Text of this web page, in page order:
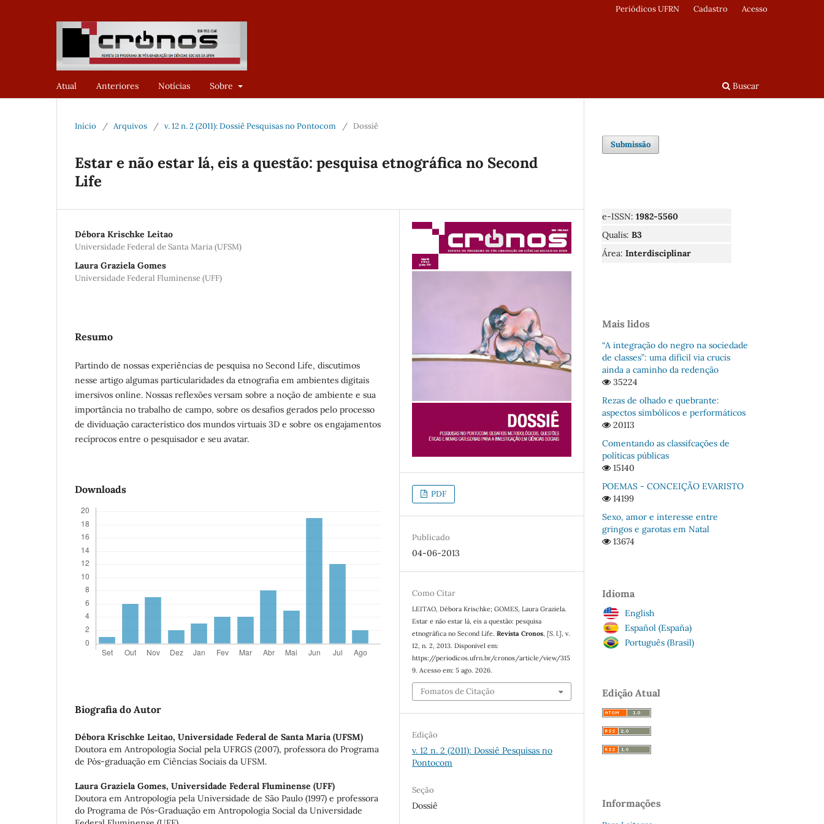
Atual Anteriores Notícias Sobre Buscar
Periódicos UFRN Cadastro Acesso
Início / Arquivos / v. 12 n. 2 (2011): Dossiê Pesquisas no Pontocom / Dossiê
Estar e não estar lá, eis a questão: pesquisa etnográfica no Second
Life
Débora Krischke Leitao
Universidade Federal de Santa Maria (UFSM)
Laura Graziela Gomes
Universidade Federal Fluminense (UFF)
Resumo
Partindo de nossas experiências de pesquisa no Second Life, discutimos
nesse artigo algumas particularidades da etnografia em ambientes digitais
imersivos online. Nossas reflexões versam sobre a noção de ambiente e sua
importância no trabalho de campo, sobre os desafios gerados pelo processo
de dividuação característico dos mundos virtuais 3D e sobre os engajamentos
recíprocos entre o pesquisador e seu avatar.
Downloads
Biografia do Autor
Débora Krischke Leitao, Universidade Federal de Santa Maria (UFSM)
Doutora em Antropologia Social pela UFRGS (2007), professora do Programa
de Pós-graduação em Ciências Sociais da UFSM.
Laura Graziela Gomes, Universidade Federal Fluminense (UFF)
Doutora em Antropologia pela Universidade de São Paulo (1997) e professora
do Programa de Pós-Graduação em Antropologia Social da Universidade
PDF
Publicado
04-06-2013
Como Citar
LEITAO, Débora Krischke; GOMES, Laura Graziela.
Estar e não estar lá, eis a questão: pesquisa
etnográfica no Second Life.Revista Cronos ,[S. l.] , v.
12, n. 2, 2013. Disponível em:
https://periodicos.ufrn.br/cronos/article/view/315
9. Acesso em: 5 ago. 2026.
Fomatos de Citação
Edição
v. 12 n. 2 (2011): Dossiê Pesquisas no
Pontocom
Seção
Dossiê
Submissão
e-ISSN: 1982-5560
Qualis: B3
Área: Interdisciplinar
Mais lidos
“A integração do negro na sociedade
de classes”: uma difícil via crucis
ainda a caminho da redenção
35224
Rezas de olhado e quebrante:
aspectos simbólicos e performáticos
20113
Comentando as classifcações de
políticas públicas
15140
POEMAS - CONCEIÇÃO EVARISTO
14199
Sexo, amor e interesse entre
gringos e garotas em Natal
13674
Idioma
English
Español (España)
Português (Brasil)
Edição Atual
Informações